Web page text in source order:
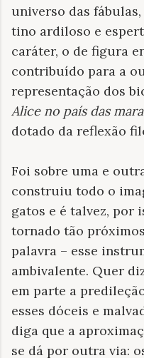
universo das
tino ardiloso e
caráter, o de figura
contribuído para a
representação dos
Alice no país das
dotado da reflexão
Foi sobre uma e
construiu todo o
gatos e é talvez, por
tornado tão
palavra – esse
ambivalente. Quer
em parte a
esses dóceis e
diga que a
se dá por outra via: